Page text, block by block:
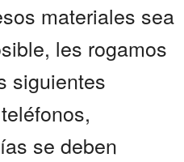
materiales sea
les rogamos
siguientes
se deben